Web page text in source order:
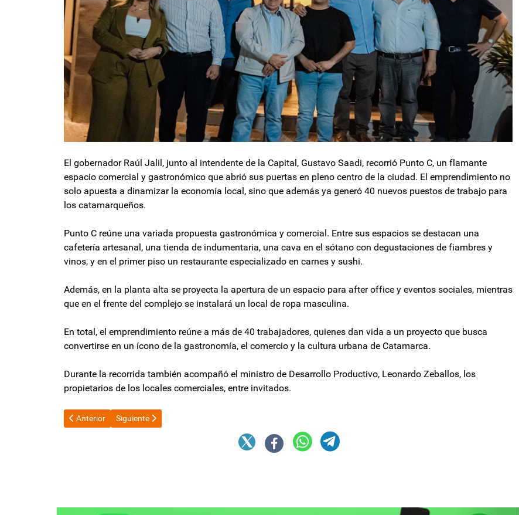
El gobernador Raúl Jalil, junto al intendente de la Capital, Gustavo Saadi, recorrió Punto C, un flamante
espacio comercial y gastronómico que abrió sus puertas en pleno centro de la ciudad. El emprendimiento no
solo apuesta a dinamizar la economía local, sino que además ya generó 40 nuevos puestos de trabajo para
los catamarqueños.
Punto C reúne una variada propuesta gastronómica y comercial. Entre sus espacios se destacan una
cafetería artesanal, una tienda de indumentaria, una cava en el sótano con degustaciones de fiambres y
vinos, y en el primer piso un restaurante especializado en carnes y sushi.
Además, en la planta alta se proyecta la apertura de un espacio para after office y eventos sociales, mientras
que en el frente del complejo se instalará un local de ropa masculina.
En total, el emprendimiento reúne a más de 40 trabajadores, quienes dan vida a un proyecto que busca
convertirse en un ícono de la gastronomía, el comercio y la cultura urbana de Catamarca.
Durante la recorrida también acompañó el ministro de Desarrollo Productivo, Leonardo Zeballos, los
propietarios de los locales comerciales, entre invitados.
Artículo anterior: La Cámara Electoral puso a Diego Santilli en primer lugar pero Fuerza Patria apelará ante la Corte
Anterior Artículo siguiente: Casi 300 mil personas pidieron el seguro de desempleo desde la asunción de Javier Milei
Siguiente